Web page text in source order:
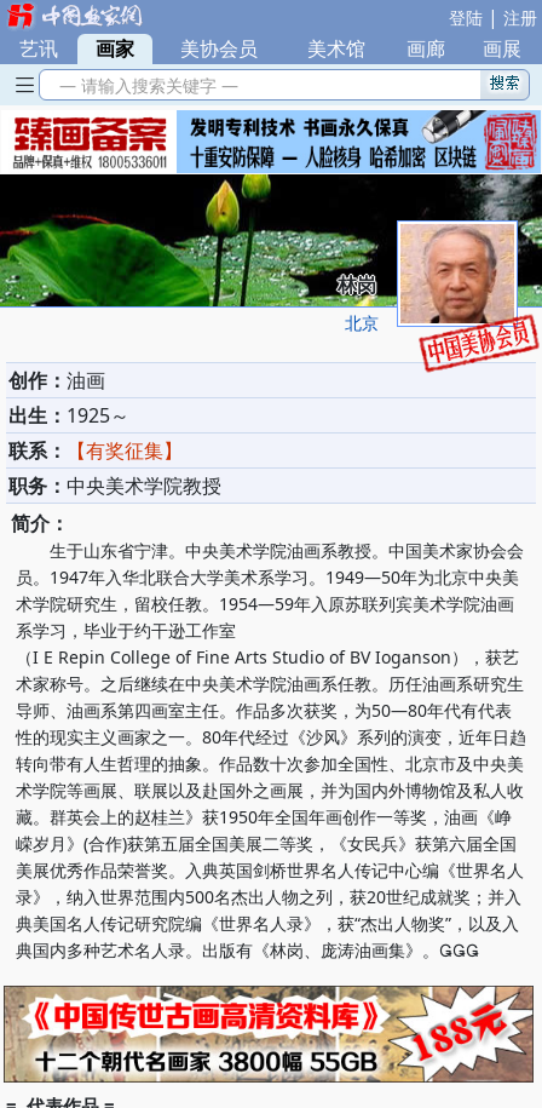
登陆 | 注册
艺讯 | 画家 美协会员 美术馆 画廊 画展
— 请输入搜索关键字 —
林岗
北京
创作： 油画
出生： 1925～
联系：
【有奖征集】
职务： 中央美术学院教授
简介：
生于山东省宁津。中央美术学院油画系教授。中国美术家协会会
员。1947年入华北联合大学美术系学习。1949—50年为北京中央美
术学院研究生，留校任教。1954—59年入原苏联列宾美术学院油画
系学习，毕业于约干逊工作室
（I E Repin College of Fine Arts Studio of BV Ioganson），获艺
术家称号。之后继续在中央美术学院油画系任教。历任油画系研究生
导师、油画系第四画室主任。作品多次获奖，为50—80年代有代表
性的现实主义画家之一。80年代经过《沙风》系列的演变，近年日趋
转向带有人生哲理的抽象。作品数十次参加全国性、北京市及中央美
术学院等画展、联展以及赴国外之画展，并为国内外博物馆及私人收
藏。群英会上的赵桂兰》获1950年全国年画创作一等奖，油画《峥
嵘岁月》(合作)获第五届全国美展二等奖，《女民兵》获第六届全国
美展优秀作品荣誉奖。入典英国剑桥世界名人传记中心编《世界名人
录》，纳入世界范围内500名杰出人物之列，获20世纪成就奖；并入
典美国名人传记研究院编《世界名人录》，获“杰出人物奖”，以及入
典国内多种艺术名人录。出版有《林岗、庞涛油画集》。